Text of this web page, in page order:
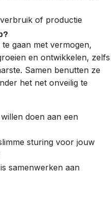
of productie
gaan met vermogen,
en ontwikkelen, zelfs
. Samen benutten ze
het net onveilig te
doen aan een
sturing voor jouw
samenwerken aan